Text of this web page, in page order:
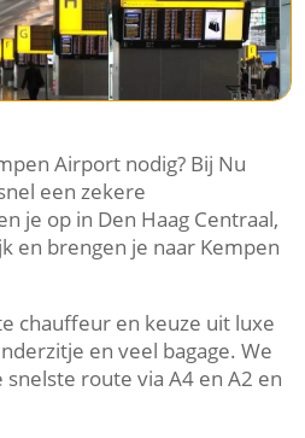
Airport nodig? Bij Nu
een zekere
je op in Den Haag Centraal,
en brengen je naar Kempen
chauffeur en keuze uit luxe
en veel bagage. We
route via A4 en A2 en